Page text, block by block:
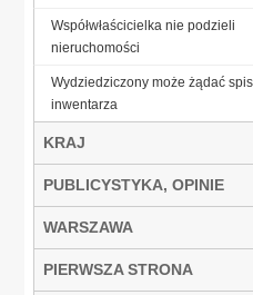
Współwłaścicielka nie podzieli
nieruchomości
Wydziedziczony może żądać
inwentarza
KRAJ
PUBLICYSTYKA, OPINIE
WARSZAWA
PIERWSZA STRONA